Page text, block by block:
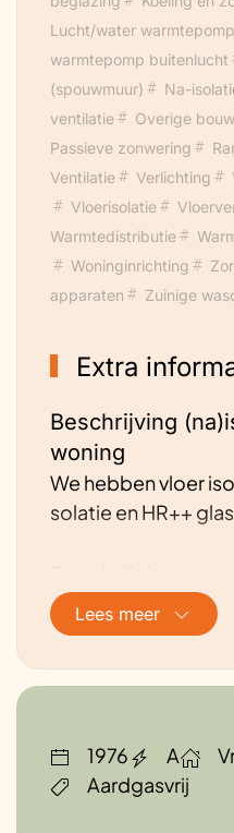
Lucht/water warmtepomp
warmtepomp buitenlucht
(spouwmuur)
Na-
ventilatie
Overige bouw
Passieve zonwering
Ventilatie
Verlichting
Vloerisolatie
Warmtedistributie
Woninginrichting
apparaten
Zuinige
Extra
Beschrijving
woning
We hebben vloer
solatie en HR++
de woning
We gebruiken geen
zonnepanelen en
het netwerk.
Hoe is de
Ventilatieroosters
Lees meer
1976 A
Aardgasvrij